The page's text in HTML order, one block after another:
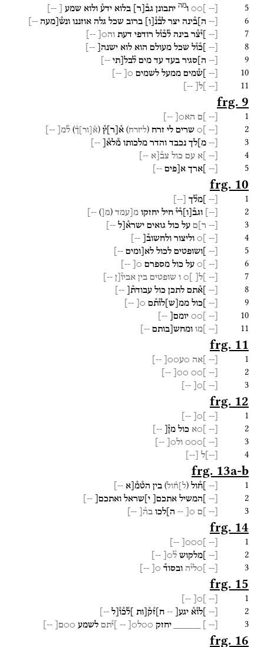
5
[--
]○○ ומה יתבונן גב֯ ר בלוא ידע֯ ולוא שמע --
6
[-- ה]ב֯ינה יצר לב֯נ֯ ו ברוב שכל גלה אוזננו ונש֯[מעה --]
7
[-- ]י֯צ֯ר בינה ל֯כ֯ו֯ל רודפי דעת וה○[ --]
8
[-- ]כ֯ו֯ל שכל מעולם הוא לוא ישנה[ --]
9
[-- ה]סגיר בעד עד מים ל֯בל[תי --]
10
[-- ]ש֯מים ממעל לשמים ○[
--]
11
[-- ]ל[ --]
frg. 9
1
[-- ]ם הא○[ --]
2
[--
]○ שרים לי זרח (ליזרח) א֯ ר ץ֯ (א֯ ור ך֯) ל֯מ[ --]
3
[-- מ]לך נכבד והדר מלכותו מ֯לא֯[ --]
4
[-- ]א עם כול צב֯[א --]
5
[-- ]ארך א[פים --]
frg. 10
1
[-- ]מל֯ך --
2
-- וגב֯ ו ר֯י֯ חיל יחזקו מ[עמד (מ[ )
--]
3
[-- ר]ם על כול גואים ישרא֯[ל --]
4
[--
]○ וליצור ולחשוב֯[ --]
5
[-- ]ושופטים לכול לא[ומים --]
6
[--
]○ על כול מספרם ○[
--]
7
[-- ]ל ○ ו שופטים בין אביו֯[ן --]
8
[-- ]א֯תם לתכן כול עבודת֯[ --]
9
[-- ]כול ממ ש לו֯ת֯ם ○[
--]
10
[--
]○○ יומם[ --]
11
[-- ]מו ומחש[בותם --]
frg. 11
1
[-- ]אה ○ע○○[ --]
2
[--
]○○
○○[
--]
3
[--
]○[
--]
frg. 12
1
[--
]○[
--]
2
[-- ]○א כול מן֯[ --]
3
[--
]○○○ ול○[ --]
4
-- ל --
frg. 13a-b
1
[-- ]ח֯ול (ל]ח֯ול) בין הט֯מ֯[א --]
2
[-- ]המשיל אתכם[ י]שראל ואתכם[ --]
3
[-- ]ם ○[
-- ה]לכו בה֯[ --]
frg. 14
1
[--
]○○○[
--]
2
[-- ]מלקוש ל֯○[ --]
3
[-- ]○לי֯ה ובסוד֯ ○[
--]
frg. 15
1
[--
]○[
--]
2
[-- ]לו֯א֯ יגע[ -- ח]ז֯ק֯[ות ]ל֯כ֯ו֯[ל --]
3
-- יחזק ○○ל○[ -- ]י֯תם לשמע ○○ם[ --]
frg. 16